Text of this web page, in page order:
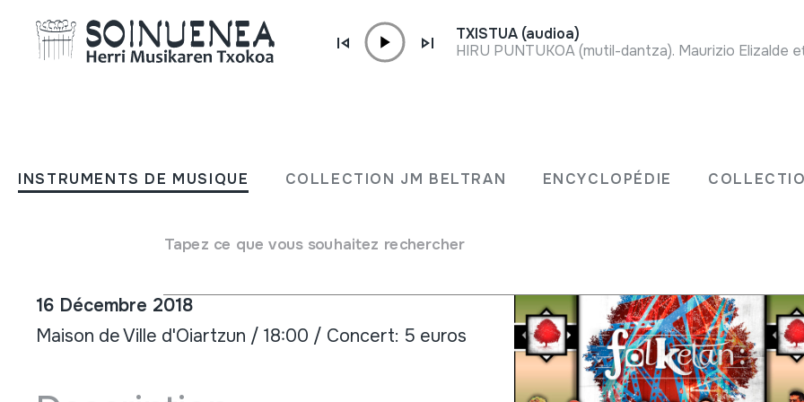
INSTRUMENTS DE MUSIQUE COLLECTION JM BELTRAN ENCYCLOPÉDIE
Tapez ce que vous souhaitez rechercher
TXISTUA (audioa)
HIRU PUNTUKOA (mutil-dantza). Maurizio Elizalde
HM Concert d'autumne: Folketan
Catalunya
16 Décembre 2018
Maison de Ville d'Oiartzun / 18:00 / Concert: 5 euros
izango da, 18:00etan, Oiartzungo
ez da kontzertu ondorengo afaririk